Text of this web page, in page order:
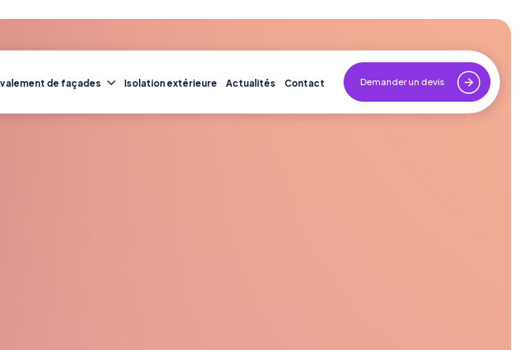
de façades Isolation extérieure Actualités Contact Demander un devis